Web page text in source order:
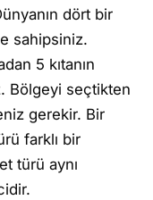
dört bir
sahipsiniz.
5 kıtanın
Bölgeyi seçtikten
gerekir. Bir
farklı bir
türü aynı